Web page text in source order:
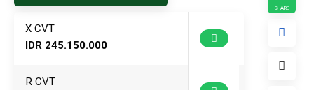
X CVT
IDR 245.150.000
R CVT